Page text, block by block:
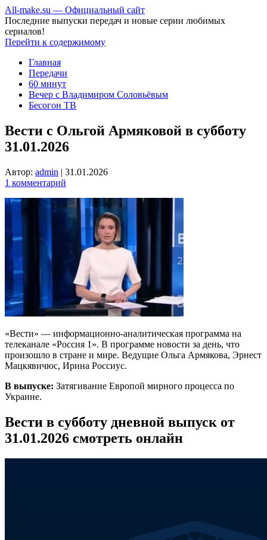
All-make.su — Официальный сайт
Последние выпуски передач и новые серии любимых
сериалов!
Перейти к содержимому
Главная
Передачи
60 минут
Вечер с Владимиром Соловьёвым
Бесогон ТВ
Вести с Ольгой Армяковой в субботу
31.01.2026
Автор: admin | 31.01.2026
1 комментарий
«Вести» — информационно-аналитическая программа на
телеканале «Россия 1». В программе новости за день, что
произошло в стране и мире. Ведущие Ольга Армякова, Эрнест
Мацкявичюс, Ирина Россиус.
В выпуске: Затягивание Европой мирного процесса по
Украине.
Вести в субботу дневной выпуск от
31.01.2026 смотреть онлайн